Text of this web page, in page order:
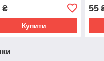
дред
₴
Купити
для
55